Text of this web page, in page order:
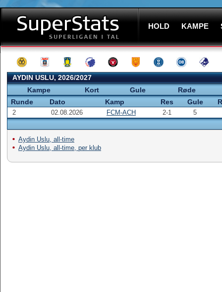
HOLD KAMPE
AYDIN USLU, 2026/2027
Kampe
Kort Gule
Røde
Runde
Dato Kamp Res Gule
2 02.08.2026 FCM-ACH 2-1 5
Aydin Uslu, all-time
Aydin Uslu, all-time, per klub